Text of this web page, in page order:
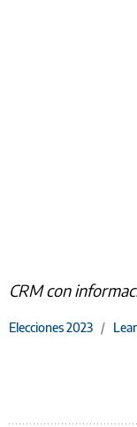
CRM con
Elecciones 2023 /